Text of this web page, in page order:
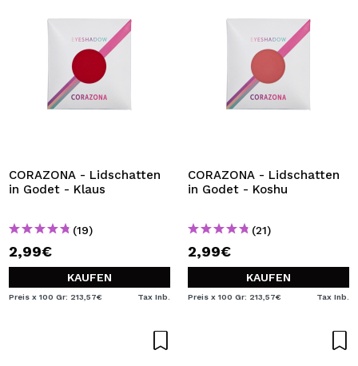
CORAZONA - Lidschatten
in Godet - Klaus
(19)
2,99€
KAUFEN
Preis x 100 Gr: 213,57€ Tax Inb.
CORAZONA - Lidschatten
in Godet - Koshu
(21)
2,99€
KAUFEN
Preis x 100 Gr: 213,57€ Tax Inb.